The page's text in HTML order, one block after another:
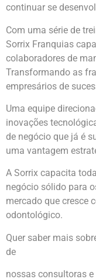
continuar se
Com uma série de
Sorrix Franquias
colaboradores de
Transformando as
empresários de
Uma equipe
inovações
de negócio que já é
uma vantagem
A Sorrix capacita
negócio sólido para
mercado que cresce
odontológico.
Quer saber mais
de
nossas consultoras